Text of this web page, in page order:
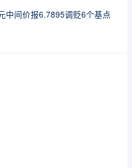
中间价报6.7895调贬6个基点